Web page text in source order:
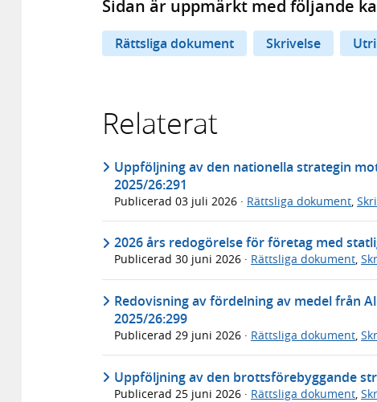
Sidan är uppmärkt med följande
Rättsliga dokument Skrivelse
Relaterat
Uppföljning av den nationella strategin
2025/26:291
Publicerad 03 juli 2026 · Rättsliga dokument
2026 års redogörelse för företag med
Publicerad 30 juni 2026 · Rättsliga dokument,
Redovisning av fördelning av medel från
2025/26:299
Publicerad 29 juni 2026 · Rättsliga dokument,
Uppföljning av den brottsförebyggande
Publicerad 25 juni 2026 · Rättsliga dokument